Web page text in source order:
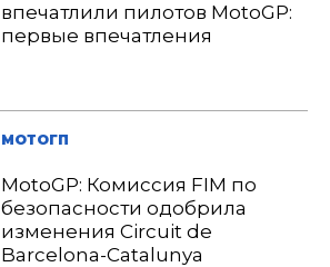
впечатлили пилотов MotoGP:
первые впечатления
МОТОГП
MotoGP: Комиссия FIM по
безопасности одобрила
изменения Circuit de
Barcelona-Catalunya